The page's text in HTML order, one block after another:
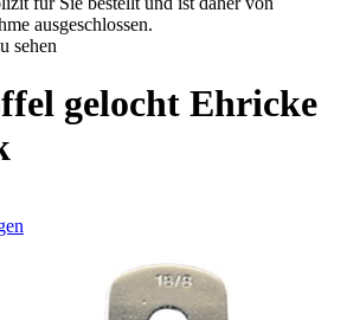
ausgeschlossen.
sehen
gelocht Ehricke